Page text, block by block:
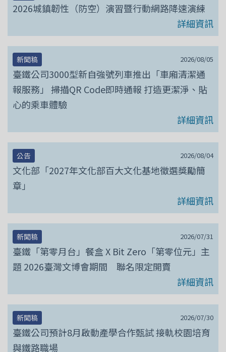
2026城鎮韌性（防空）演習暨行動網路降速演練
詳細資訊
2026/08/05
新聞稿
臺鐵公司3000型新自強號列車推出「車廂清潔通
報服務」 掃描QR Code即時通報 打造更潔淨、貼
心的乘車體驗
詳細資訊
2026/08/04
公告
文化部「2027年文化部百大文化基地徵選獎勵簡
章」
詳細資訊
2026/07/31
新聞稿
臺鐵「第零月台」餐盒 X Bit Zero「第零位元」主
題 2026臺灣文博會期間 聯名限定開賣
詳細資訊
2026/07/30
新聞稿
臺鐵公司預計8月啟動產學合作甄試 接軌校園培育
與鐵路職場